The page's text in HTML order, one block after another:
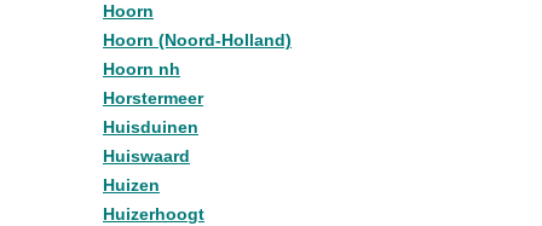
Hoorn
Hoorn (Noord-Holland)
Hoorn nh
Horstermeer
Huisduinen
Huiswaard
Huizen
Huizerhoogt